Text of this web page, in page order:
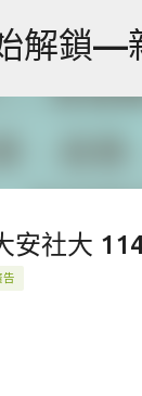
解鎖—
安社大
告